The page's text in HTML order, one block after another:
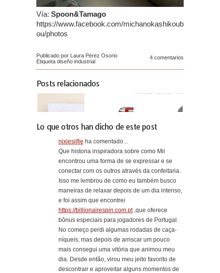
Vía: Spoon&Tamago
https://www.facebook.com/michanokashikoub
ou/photos
Publicado por Laura Pérez Osorio
Etiqueta diseño industrial
4 comentarios
Posts relacionados
Lo que otros han dicho de este post
nixiesilfie ha comentado...
Que historia inspiradora sobre como Mii
encontrou uma forma de se expressar e se
conectar com os outros através da confeitaria.
Isso me lembrou de como eu também busco
maneiras de relaxar depois de um dia intenso,
e foi assim que encontrei
https://billionairespin.com.pt,que oferece
bônus especiais para jogadores de Portugal.
No começo perdi algumas rodadas de caça-
níqueis, mas depois de arriscar um pouco
mais consegui uma vitória que animou meu
dia. Desde então, virou meu jeito favorito de
descontrair e aproveitar alguns momentos de